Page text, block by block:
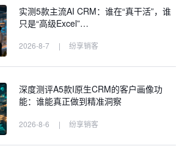
实测5款主流AI CRM：谁在“真干活”，谁
只是“高级Excel”…
2026-8-7 | 纷享销客
深度测评A5款I原生CRM的客户画像功
能：谁能真正做到精准洞察
2026-8-6 | 纷享销客